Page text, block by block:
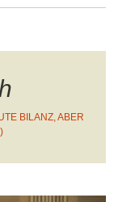
BILANZ, ABER